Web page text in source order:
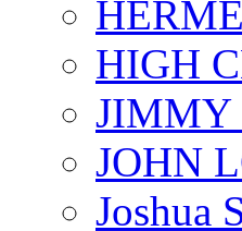
HIGH
JIMMY
JOHN
Joshua